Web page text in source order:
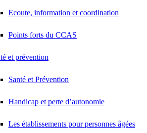
Ecoute, information et coordination
Points forts du CCAS
et prévention
Santé et Prévention
Handicap et perte d’autonomie
Les établissements pour personnes âgées